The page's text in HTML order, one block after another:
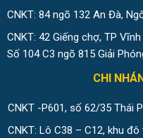
CNKT: 84 ngõ 132 An Đà,
CNKT: 42 Giếng chợ, TP
Số 104 C3 ngõ 815 Giải
CHI
CNKT -P601, số 62/35 Thái
CNKT: Lô C38 – C12, khu đô